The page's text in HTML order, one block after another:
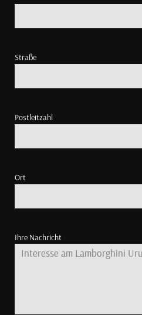
Straße
Postleitzahl
Ort
Ihre Nachricht